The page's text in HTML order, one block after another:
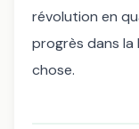
révolution en
progrès dans la
chose.